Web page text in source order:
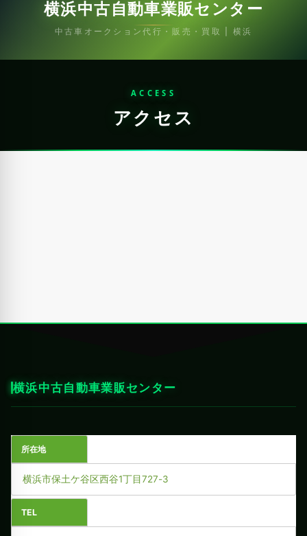
横浜中古自動車業販センター
中古車オークション代行・販売・買取 | 横浜
ACCESS
アクセス
横浜中古自動車業販センター
所在地
横浜市保土ケ谷区西谷1丁目727-3
TEL